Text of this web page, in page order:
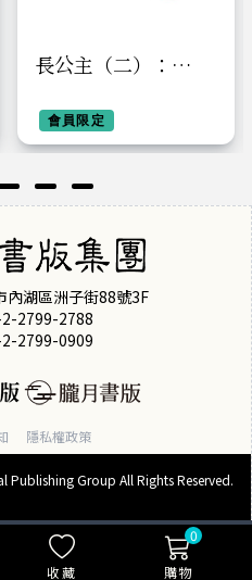
收藏
0
購物
長公主（二）：
《度華年》原著小說
會員限定
內湖區洲子街88號3F
2799-2788
2799-0909
隱私權政策
Group All Rights Reserved.